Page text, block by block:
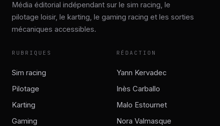
Média éditorial indépendant sur le sim racing, le
pilotage loisir, le karting, le gaming racing et les sorties
mécaniques accessibles.
RUBRIQUES
Sim racing
Pilotage
Karting
Gaming
RÉDACTION
Yann Kervadec
Inès Carballo
Malo Estournet
Nora Valmasque